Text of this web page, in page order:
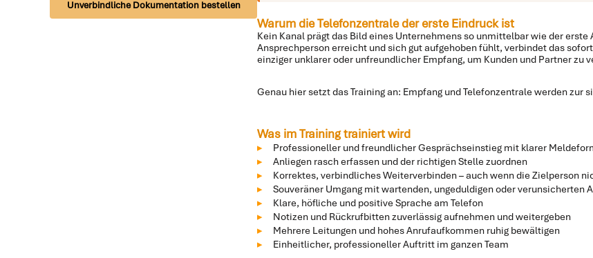
Unverbindliche Dokumentation bestellen
Warum die Telefonzentrale der erste Eindruck ist
Kein Kanal prägt das Bild eines Unternehmens so unmittelbar wie der
Ansprechperson erreicht und sich gut aufgehoben fühlt, verbindet das
einziger unklarer oder unfreundlicher Empfang, um Kunden und Partner zu
Genau hier setzt das Training an: Empfang und Telefonzentrale werden
Was im Training trainiert wird
Professioneller und freundlicher Gesprächseinstieg mit klarer
Anliegen rasch erfassen und der richtigen Stelle zuordnen
Korrektes, verbindliches Weiterverbinden – auch wenn die Zielperson
Souveräner Umgang mit wartenden, ungeduldigen oder verunsicherten
Klare, höfliche und positive Sprache am Telefon
Notizen und Rückrufbitten zuverlässig aufnehmen und weitergeben
Mehrere Leitungen und hohes Anrufaufkommen ruhig bewältigen
Einheitlicher, professioneller Auftritt im ganzen Team